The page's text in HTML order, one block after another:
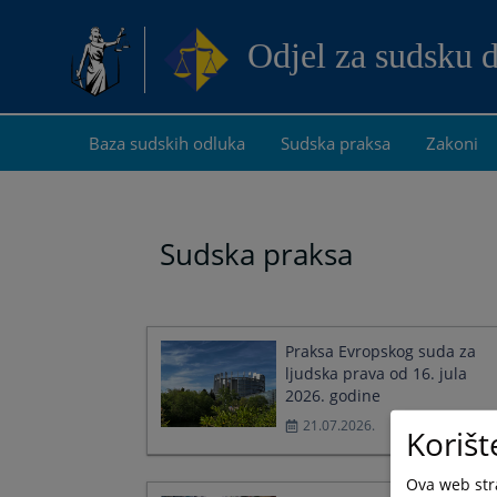
Odjel za sudsku
Baza sudskih odluka Sudska praksa Zakoni
Sudska praksa
Praksa Evropskog suda za
ljudska prava od 16. jula
2026. godine
21.07.2026.
Ova web